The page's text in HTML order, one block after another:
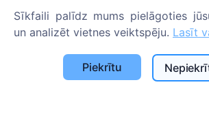
Administratoriem
© 2013 - 2026 Cemety Visas tiesības
Privātuma politika un
Sīkfaili palīdz mums pielāgoties
un analizēt vietnes veiktspēju. Lasīt
Piekrītu